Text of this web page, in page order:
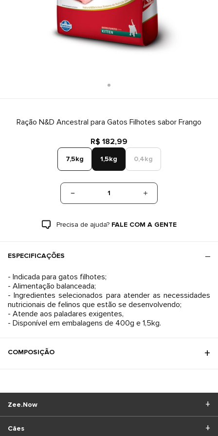
Ração N&D Ancestral para Gatos Filhotes sabor Frango
R$ 182,99
7,5kg 1,5kg 0,4kg
1
Precisa de ajuda? FALE COM A GENTE
ESPECIFICAÇÕES
- Indicada para gatos filhotes;
- Alimentação balanceada;
- Ingredientes selecionados para atender as necessidades
nutricionais de felinos que estão se desenvolvendo;
- Atende aos paladares exigentes,
- Disponível em embalagens de 400g e 1,5kg.
COMPOSIÇÃO
Cães
Zee.Now